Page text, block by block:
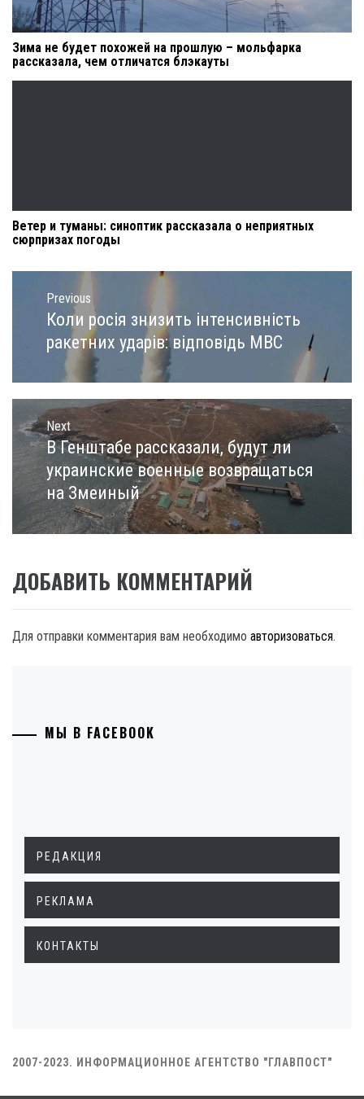
Зима не будет похожей на прошлую – мольфарка
рассказала, чем отличатся блэкауты
Ветер и туманы: синоптик рассказала о неприятных
сюрпризах погоды
Навигация
записям
Previous
Previous
post:
Коли росія знизить інтенсивність
ракетних ударів: відповідь МВС
Next
Next
post:
В Генштабе рассказали, будут ли
украинские военные возвращаться
на Змеиный
ДОБАВИТЬ КОММЕНТАРИЙ
Для отправки комментария вам необходимо авторизоваться.
МЫ В FACEBOOK
РЕДАКЦИЯ
РЕКЛАМА
КОНТАКТЫ
2007-2023. ИНФОРМАЦИОННОЕ АГЕНТСТВО "ГЛАВПОСТ"